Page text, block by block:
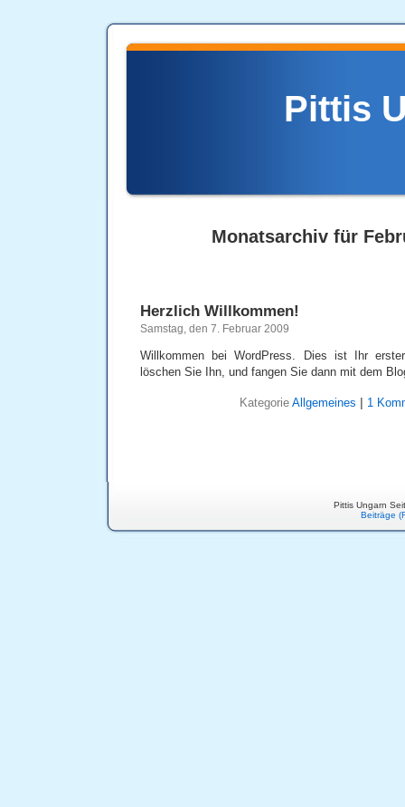
Pittis
Monatsarchiv für
Herzlich Willkommen!
Samstag, den 7. Februar 2009
Willkommen bei WordPress. Dies ist Ihr
löschen Sie Ihn, und fangen Sie dann mit dem
Kategorie Allgemeines 1
Pittis Ungarn
Beiträge